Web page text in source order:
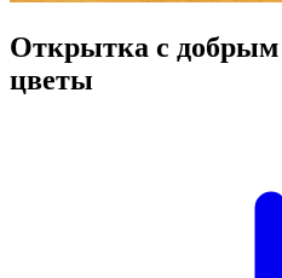
Открытка с добрым
цветы